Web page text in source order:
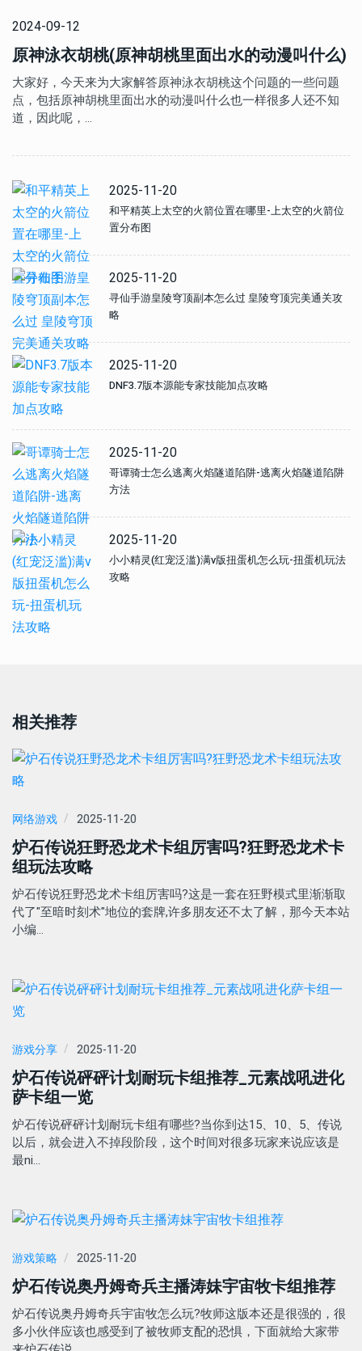
2024-09-12
原神泳衣胡桃(原神胡桃里面出水的动漫叫什么)
大家好，今天来为大家解答原神泳衣胡桃这个问题的一些问题
点，包括原神胡桃里面出水的动漫叫什么也一样很多人还不知
道，因此呢，…
2025-11-20
和平精英上太空的火箭位置在哪里-上太空的火箭位
置分布图
2025-11-20
寻仙手游皇陵穹顶副本怎么过 皇陵穹顶完美通关攻
略
2025-11-20
DNF3.7版本源能专家技能加点攻略
2025-11-20
哥谭骑士怎么逃离火焰隧道陷阱-逃离火焰隧道陷阱
方法
2025-11-20
小小精灵(红宠泛滥)满v版扭蛋机怎么玩-扭蛋机玩法
攻略
相关推荐
网络游戏 2025-11-20
炉石传说狂野恐龙术卡组厉害吗?狂野恐龙术卡
组玩法攻略
炉石传说狂野恐龙术卡组厉害吗?这是一套在狂野模式里渐渐取
代了"至暗时刻术"地位的套牌,许多朋友还不太了解，那今天本站
小编…
游戏分享 2025-11-20
炉石传说砰砰计划耐玩卡组推荐_元素战吼进化
萨卡组一览
炉石传说砰砰计划耐玩卡组有哪些?当你到达15、10、5、传说
以后，就会进入不掉段阶段，这个时间对很多玩家来说应该是
最ni…
游戏策略 2025-11-20
炉石传说奥丹姆奇兵主播涛妹宇宙牧卡组推荐
炉石传说奥丹姆奇兵宇宙牧怎么玩?牧师这版本还是很强的，很
多小伙伴应该也感受到了被牧师支配的恐惧，下面就给大家带